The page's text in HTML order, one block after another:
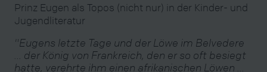
Prinz Eugen als Topos (nicht nur) in der Kinder- und
Jugendliteratur
"Eugens letzte Tage und der Löwe im Belvedere
... der König von Frankreich, den er so oft besiegt
hatte, verehrte ihm einen afrikanischen Löwen ...